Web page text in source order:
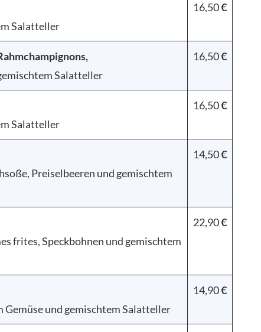
Salatteller
16,50€
Salatteller
16,50€
Salatteller
16,50€
Preiselbeeren und gemischtem
14,50€
frites, Speckbohnen und gemischtem
22,90€
und gemischtem Salatteller
14,90€